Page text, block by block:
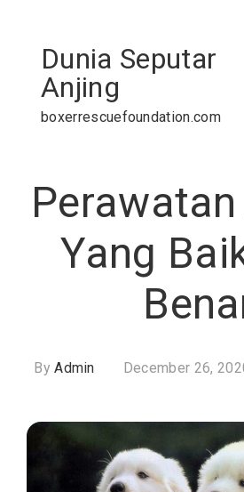
contentDunia Seputar
Anjing
boxerrescuefoundation.com
Yang
ByAdmin December 26,